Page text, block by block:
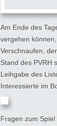
Am Ende des
vergehen
Verschnaufen,
Stand des PVRH
Leihgabe des
Interessierte im
Fragen zum